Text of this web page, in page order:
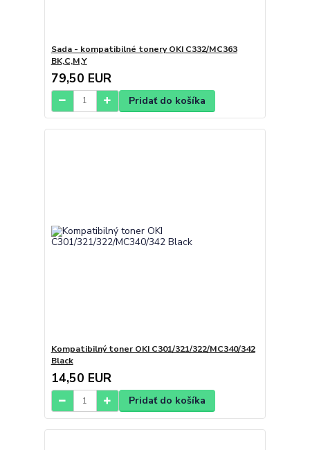
Sada - kompatibilné tonery OKI C332/MC363
BK,C,M,Y
79,50 EUR
Pridať do košíka
Kompatibilný toner OKI C301/321/322/MC340/342
Black
14,50 EUR
Pridať do košíka